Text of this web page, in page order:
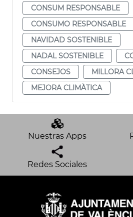
CONSUM RESPONSABLE
CONSUMO RESPONSABLE
NAVIDAD SOSTENIBLE
NADAL SOSTENIBLE
CONSEJOS
MILLORA
MEJORA CLIMÀTICA
Nuestras Apps
Redes Sociales